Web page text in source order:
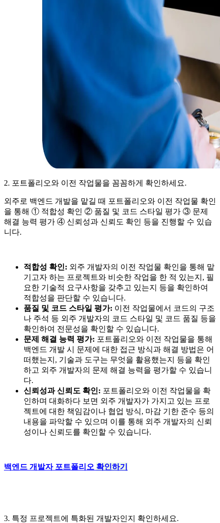
2. 포트폴리오와 이전 작업물을 꼼꼼하게 확인하세요.
외주로 백엔드 개발을 맡길 때 포트폴리오와 이전 작업물 확인
을 통해 ① 적합성 확인 ② 품질 및 코드 스타일 평가 ③ 문제
해결 능력 평가 ④ 신뢰성과 신뢰도 확인 등을 진행할 수 있습
니다.
적합성 확인: 외주 개발자의 이전 작업물 확인을 통해 맡
기고자 하는 프로젝트와 비슷한 작업을 한 적 있는지, 필
요한 기술적 요구사항을 갖추고 있는지 등을 확인하여
적합성을 판단할 수 있습니다.
품질 및 코드 스타일 평가: 이전 작업물에서 코드의 구조
나 주석 등 외주 개발자의 코드 스타일 및 코드 품질 등을
확인하여 전문성을 확인할 수 있습니다.
문제 해결 능력 평가: 포트폴리오와 이전 작업물을 통해
백엔드 개발 시 문제에 대한 접근 방식과 해결 방법은 어
떠했는지, 기술과 도구는 무엇을 활용했는지 등을 확인
하고 외주 개발자의 문제 해결 능력을 평가할 수 있습니
다.
신뢰성과 신뢰도 확인: 포트폴리오와 이전 작업물을 확
인하며 대화하다 보면 외주 개발자가 가지고 있는 프로
젝트에 대한 책임감이나 협업 방식, 마감 기한 준수 등의
내용을 파악할 수 있으며 이를 통해 외주 개발자의 신뢰
성이나 신뢰도를 확인할 수 있습니다.
백엔드 개발자 포트폴리오 확인하기
3. 특정 프로젝트에 특화된 개발자인지 확인하세요.